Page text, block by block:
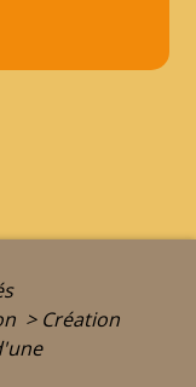
> Création